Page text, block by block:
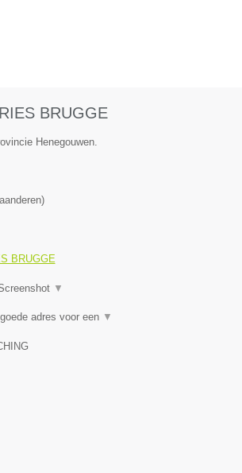
BRUGGE
Henegouwen.
)
BRUGGE
▼
adres voor een ▼